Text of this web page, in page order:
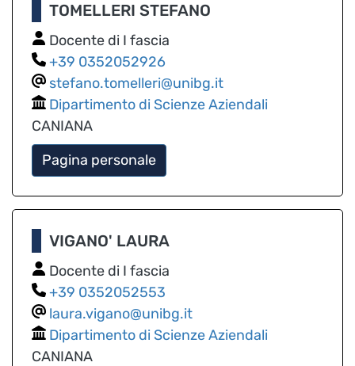
TOMELLERI STEFANO
Docente di I fascia
0352052926
stefano.tomelleri@unibg.it
Dipartimento di Scienze Aziendali
CANIANA
Pagina personale
VIGANO' LAURA
Docente di I fascia
0352052553
laura.vigano@unibg.it
Dipartimento di Scienze Aziendali
CANIANA